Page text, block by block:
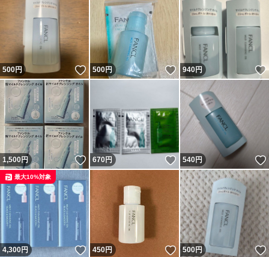
500円 いいね！
500円 いいね！
940円
1,500円 いいね！
670円 いいね！
540円
4,300円 いいね！
最大10%対象
450円 いいね！
500円